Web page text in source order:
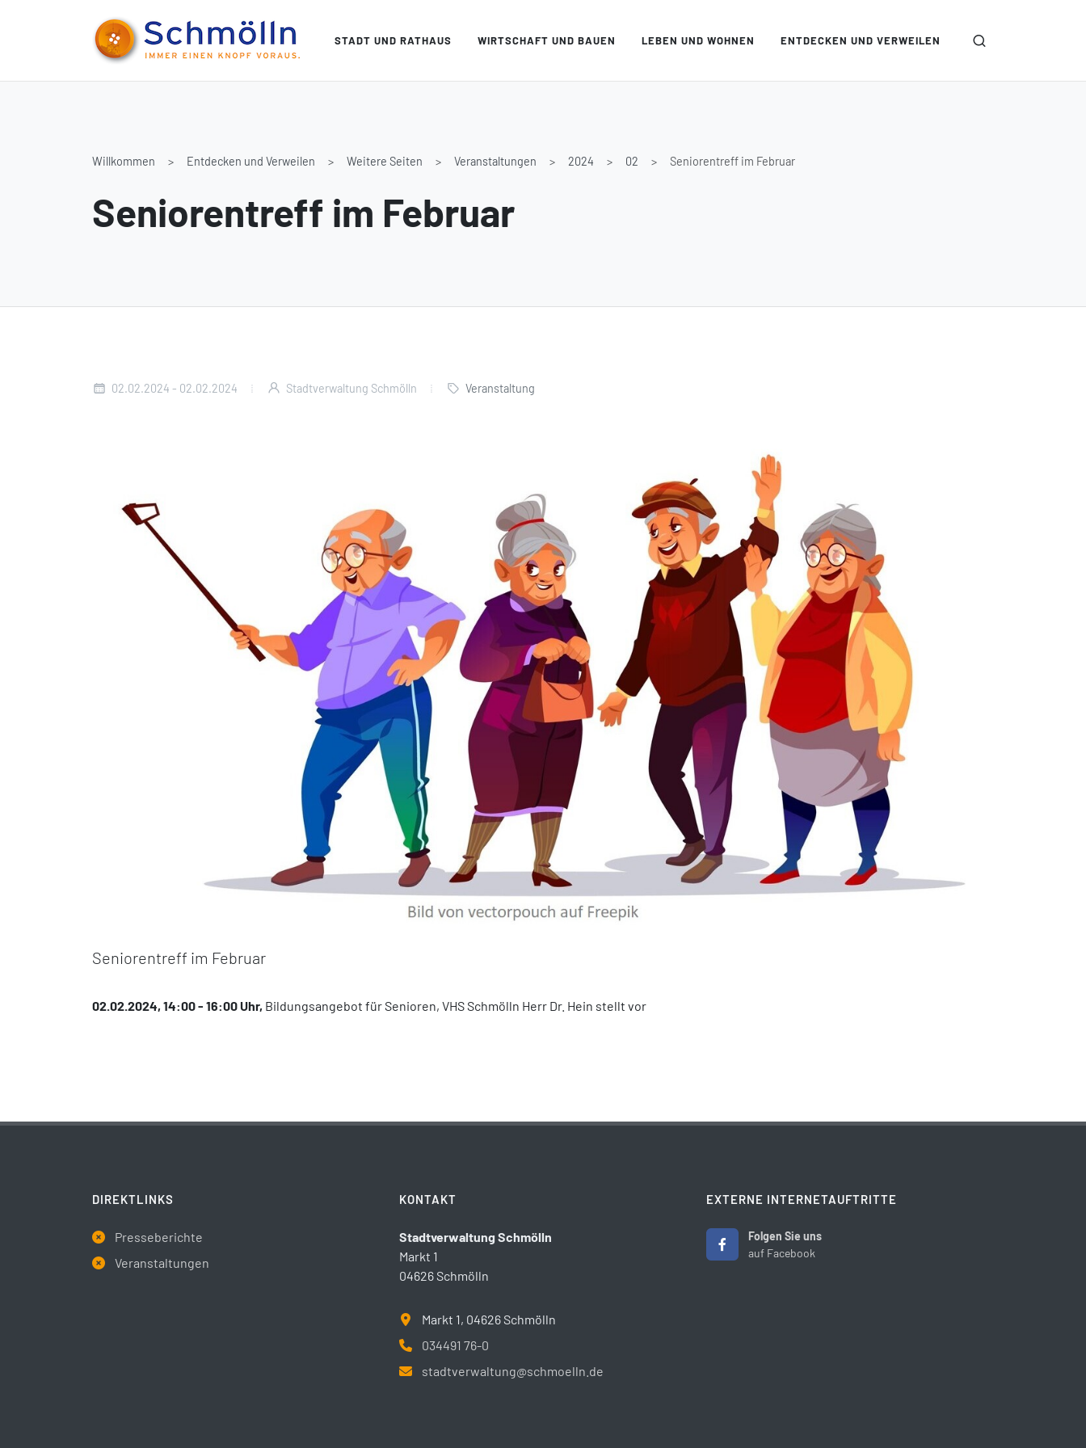
STADT UND RATHAUS WIRTSCHAFT UND BAUEN LEBEN UND WOHNEN ENTDECKEN UND VERWEILEN
Willkommen Entdecken und Verweilen Weitere Seiten Veranstaltungen 2024 02 Seniorentreff im Februar
Seniorentreff im Februar
02.02.2024 - 02.02.2024 Stadtverwaltung Schmölln Veranstaltung
Seniorentreff im Februar
02.02.2024, 14:00 - 16:00 Uhr, Bildungsangebot für Senioren, VHS Schmölln Herr Dr. Hein stellt vor
DIREKTLINKS
Presseberichte
Veranstaltungen
KONTAKT
Stadtverwaltung Schmölln
Markt 1
04626 Schmölln
Markt 1, 04626 Schmölln
034491 76-0
stadtverwaltung@schmoelln.de
EXTERNE INTERNETAUFTRITTE
Folgen Sie uns
auf Facebook